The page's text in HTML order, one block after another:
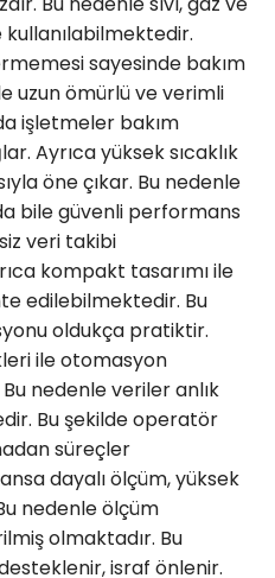
kullanılabilmektedir.
sayesinde bakım
uzun ömürlü ve verimli
işletmeler bakım
Ayrıca yüksek sıcaklık
öne çıkar. Bu nedenle
bile güvenli performans
veri takibi
kompakt tasarımı ile
edilebilmektedir. Bu
oldukça pratiktir.
ile otomasyon
nedenle veriler anlık
Bu şekilde operatör
süreçler
dayalı ölçüm, yüksek
nedenle ölçüm
olmaktadır. Bu
israf önlenir.